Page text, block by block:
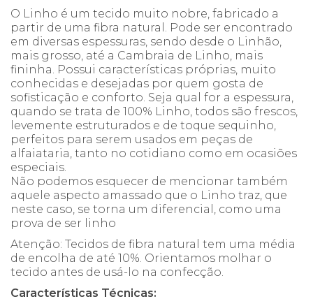
O Linho é um tecido muito nobre, fabricado a
partir de uma fibra natural. Pode ser encontrado
em diversas espessuras, sendo desde o Linhão,
mais grosso, até a Cambraia de Linho, mais
fininha. Possui características próprias, muito
conhecidas e desejadas por quem gosta de
sofisticação e conforto. Seja qual for a espessura,
quando se trata de 100% Linho, todos são frescos,
levemente estruturados e de toque sequinho,
perfeitos para serem usados em peças de
alfaiataria, tanto no cotidiano como em ocasiões
especiais.
Não podemos esquecer de mencionar também
aquele aspecto amassado que o Linho traz, que
neste caso, se torna um diferencial, como uma
prova de ser linho
Atenção: Tecidos de fibra natural tem uma média
de encolha de até 10%. Orientamos molhar o
tecido antes de usá-lo na confecção.
Características Técnicas: